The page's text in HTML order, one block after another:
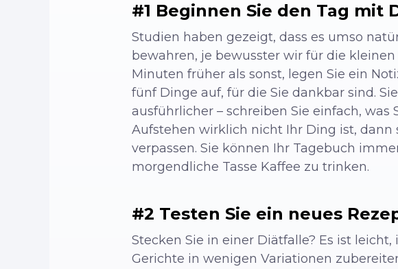
#1 Beginnen Sie den Tag mit
Studien haben gezeigt, dass es umso
bewahren, je bewusster wir für die
Minuten früher als sonst, legen Sie ein
fünf Dinge auf, für die Sie dankbar sind.
ausführlicher – schreiben Sie einfach,
Aufstehen wirklich nicht Ihr Ding ist, dann
verpassen. Sie können Ihr Tagebuch
morgendliche Tasse Kaffee zu trinken.
#2 Testen Sie ein neues
Stecken Sie in einer Diätfalle? Es ist
Gerichte in wenigen Variationen